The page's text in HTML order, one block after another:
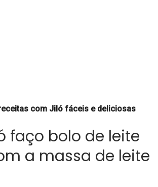
com Jiló fáceis e deliciosas
faço bolo de leite
a massa de leite